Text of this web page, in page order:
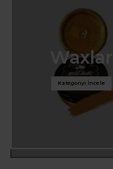
Waxlar
Kategoriyi İncele